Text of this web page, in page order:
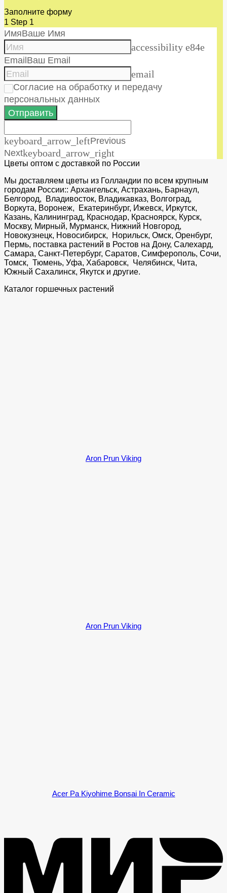
Заполните форму
1 Step 1
ИмяВаше Имя
accessibility e84e
EmailВаш Email
email
Согласие на обработку и передачу
персональных данных
Отправить
keyboard_arrow_leftPrevious
Nextkeyboard_arrow_right
Цветы оптом с доставкой по России
Мы доставляем цветы из Голландии по всем крупным
городам России:: Архангельск, Астрахань, Барнаул,
Белгород, Владивосток, Владикавказ, Волгоград,
Воркута, Воронеж, Екатеринбург, Ижевск, Иркутск,
Казань, Калининград, Краснодар, Красноярск, Курск,
Москву, Мирный, Мурманск, Нижний Новгород,
Новокузнецк, Новосибирск, Норильск, Омск, Оренбург,
Пермь, поставка растений в Ростов на Дону, Салехард,
Самара, Санкт-Петербург, Саратов, Симферополь, Сочи,
Томск, Тюмень, Уфа, Хабаровск, Челябинск, Чита,
Южный Сахалинск, Якутск и другие.
Каталог горшечных растений
Aron Prun Viking
Aron Prun Viking
Acer Pa Kiyohime Bonsai In Ceramic